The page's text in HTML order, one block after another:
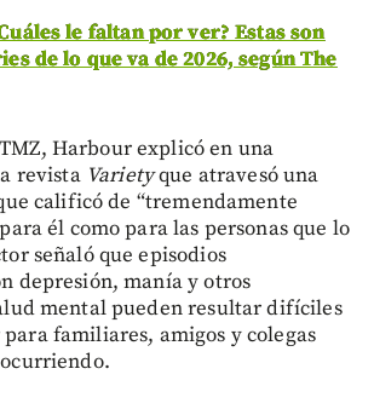
le faltan por ver? Estas son
de lo que va de 2026, según The
Harbour explicó en una
revista Varietyque atravesó una
calificó de “tremendamente
él como para las personas que lo
señaló que episodios
depresión, manía y otros
mental pueden resultar difíciles
familiares, amigos y colegas